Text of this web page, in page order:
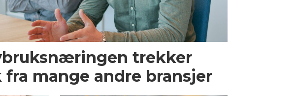
trekker
fra mange andre bransjer